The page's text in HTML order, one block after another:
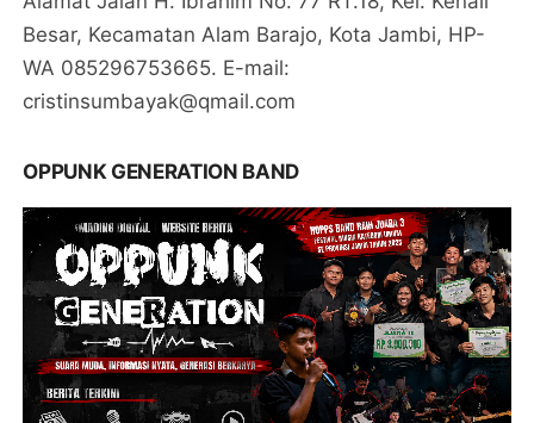
Besar, Kecamatan Alam Barajo, Kota Jambi, HP-
WA 085296753665. E-mail:
cristinsumbayak@qmail.com
OPPUNK GENERATION BAND